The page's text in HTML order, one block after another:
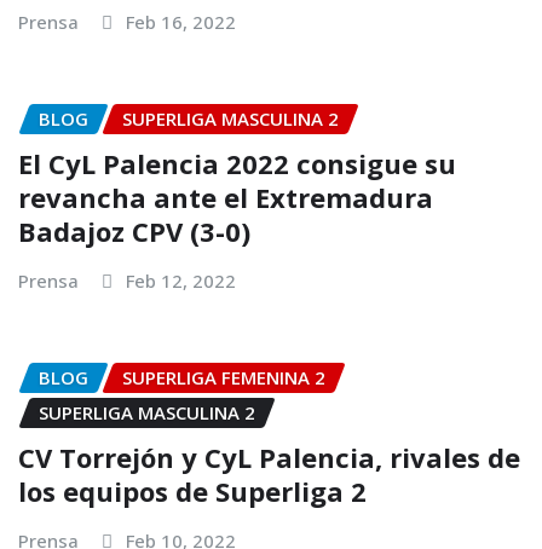
Prensa Feb 16, 2022
BLOG SUPERLIGA MASCULINA 2
El CyL Palencia 2022 consigue su
revancha ante el Extremadura
Badajoz CPV (3-0)
Prensa Feb 12, 2022
BLOG
SUPERLIGA FEMENINA 2
SUPERLIGA MASCULINA 2
CV Torrejón y CyL Palencia, rivales de
los equipos de Superliga 2
Prensa Feb 10, 2022